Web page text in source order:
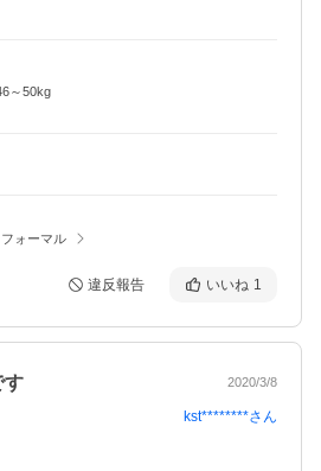
～50kg
ォーマル
違反報告 いいね 1
す 2020/3/8
kst********さん